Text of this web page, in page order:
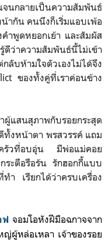
นกลายเป็นความสัมพันธ์
ากัน คนนึงก็เริ่มแอบเพ้อ
ำพูดหยอกเย้า และสัมผัส
ว่าความสัมพันธ์นี้ไม่เข้า
บห้ามใจตัวเองไม่ได้จึง
ของทั้งคู่ที่เราค่อนข้าง
แสนสุภาพกับรอยกระสุด
ทั้งหน้าตา พรสวรรค์ แถม
รัวที่อบอุ่น มีพ่อแม่คอย
ะตือรือร้น รักฮอกกี้แบบ
ำ เรียกได้ว่าครบเครื่อง
ฟจอมโอหังฝีมือฉกาจจาก
ญ่ผู้หล่อเหลา เจ้าของรอย